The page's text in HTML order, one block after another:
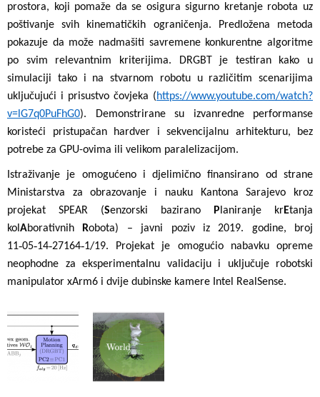
prostora, koji pomaže da se osigura sigurno kretanje robota uz
poštivanje svih kinematičkih ograničenja. Predložena metoda
pokazuje da može nadmašiti savremene konkurentne algoritme
po svim relevantnim kriterijima. DRGBT je testiran kako u
simulaciji tako i na stvarnom robotu u različitim scenarijima
uključujući i prisustvo čovjeka (https://www.youtube.com/watch?
v=lG7q0PuFhG0). Demonstrirane su izvanredne performanse
koristeći pristupačan hardver i sekvencijalnu arhitekturu, bez
potrebe za GPU-ovima ili velikom paralelizacijom.
Istraživanje je omogućeno i djelimično finansirano od strane
Ministarstva za obrazovanje i nauku Kantona Sarajevo kroz
projekat SPEAR (Senzorski bazirano Planiranje krEtanja
kolAborativnih Robota) – javni poziv iz 2019. godine, broj
11‑05‑14‑27164‑1/19. Projekat je omogućio nabavku opreme
neophodne za eksperimentalnu validaciju i uključuje robotski
manipulator xArm6 i dvije dubinske kamere Intel RealSense.